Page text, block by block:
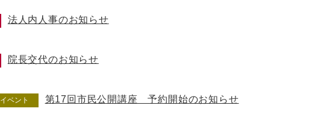
法人内人事のお知らせ
院長交代のお知らせ
イベント 第17回市民公開講座 予約開始のお知らせ